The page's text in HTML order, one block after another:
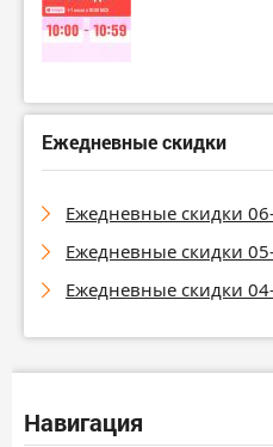
Ежедневные скидки
Ежедневные скидки
Ежедневные скидки
Ежедневные скидки
Навигация